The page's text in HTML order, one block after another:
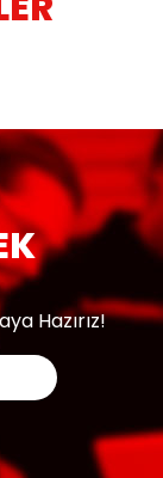
Hazırız!